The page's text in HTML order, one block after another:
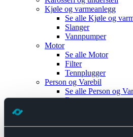
Kjøle og varmeanlegg
Se alle Kjøle og
Slanger
Vannpumper
Motor
Se alle Motor
Filter
Tennplugger
Person og Varebil
Se alle Person og
Brems
Motor og drivverk